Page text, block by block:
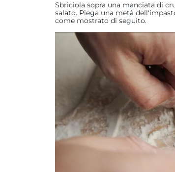
Sbriciola sopra una manciata di
salato. Piega una metà
come mostrato di seguito.